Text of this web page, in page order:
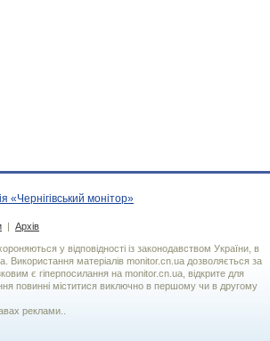
«Чернігівський монітор»
| Архів
у відповідності із законодавством України, в
Використання матерiалiв monitor.cn.ua дозволяється за
є гiперпосилання на monitor.cn.ua, відкрите для
повинні міститися виключно в першому чи в другому
реклами..